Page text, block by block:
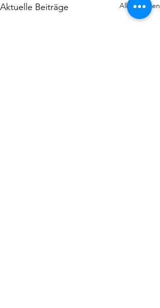
Aktuelle Beiträge Alle ansehen